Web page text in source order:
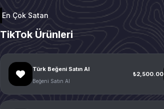
En Çok Satan
TikTok Ürünleri
Türk Beğeni Satın Al
Beğeni Satın Al
₺2,500.00